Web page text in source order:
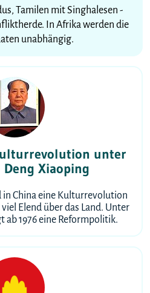
Tamilen mit Singhalesen -
In Afrika werden die
unabhängig.
unter
Deng Xiaoping
China eine Kulturrevolution
Elend über das Land. Unter
ab 1976 eine Reformpolitik.